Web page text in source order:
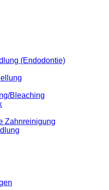
(Endodontie)
Bleaching
Zahnreinigung